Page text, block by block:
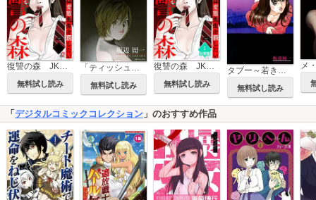
復讐の森 JKいちかは変態先生を罰したい
無料試し読み
「ティッシュ。」
無料試し読み
復讐の森 JKいちかは変態先生を罰したい【分冊版】
無料試し読み 無料試し読み
メ
「デジタルコミックコレクション 」のおすすめ作品